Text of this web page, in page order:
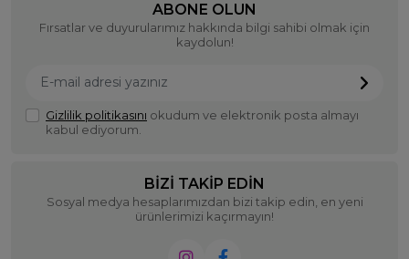
ABONE OLUN
Fırsatlar ve duyurularımız hakkında bilgi sahibi olmak için
kaydolun!
Gizlilik politikasını okudum ve elektronik posta almayı
kabul ediyorum.
BIZI TAKIP EDIN
Sosyal medya hesaplarımızdan bizi takip edin, en yeni
ürünlerimizi kaçırmayın!